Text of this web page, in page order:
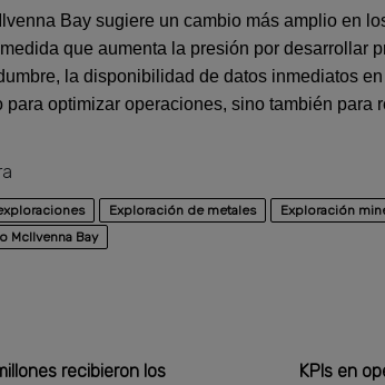
Bay sugiere un cambio más amplio en
que aumenta la presión por desarrollar
la disponibilidad de datos inmediatos
para optimizar operaciones, sino también para
Exploración de metales Exploración
McIlvenna Bay
recibieron los
KPIs en